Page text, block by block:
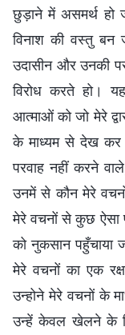
छुड़ाने में असमर्थ
विनाश की वस्तु बन
उदासीन और उनकी
विरोध करते हो।
आत्माओं को जो मेरे
के माध्यम से देख कर
परवाह नहीं करने
उनमें से कौन मेरे
मेरे वचनों से कुछ ऐसा
को नुकसान पहुँचाया
मेरे वचनों का एक
उन्होने मेरे वचनों के
उन्हें केवल खेलने के